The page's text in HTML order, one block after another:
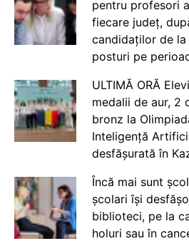
pentru profesori
fiecare județ,
candidaților de
posturi pe
ULTIMĂ ORĂ
medalii de aur, 2
bronz la
Inteligență
desfășurată în
Încă mai sunt
școlari își
biblioteci, pe la
holuri sau în